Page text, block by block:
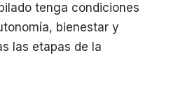
tenga condiciones
bienestar y
las etapas de la